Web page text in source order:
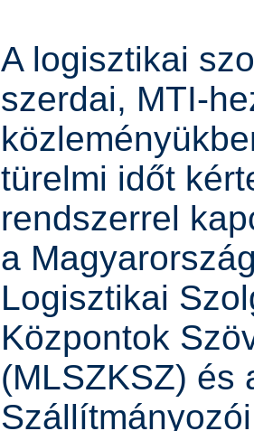
A logisztikai
szerdai, MTI-
türelmi időt
rendszerrel
a
Logisztikai
Központok
(MLSZKSZ) és